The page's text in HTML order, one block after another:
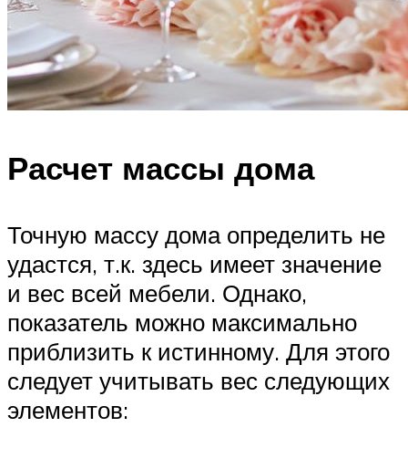
Расчет массы дома
Точную массу дома определить не
удастся, т.к. здесь имеет значение
и вес всей мебели. Однако,
показатель можно максимально
приблизить к истинному. Для этого
следует учитывать вес следующих
элементов: